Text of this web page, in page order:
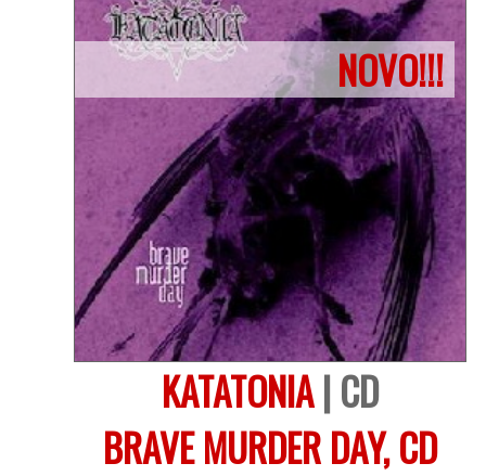
NOVO!!!
KATATONIA| CD
BRAVE MURDER DAY, CD